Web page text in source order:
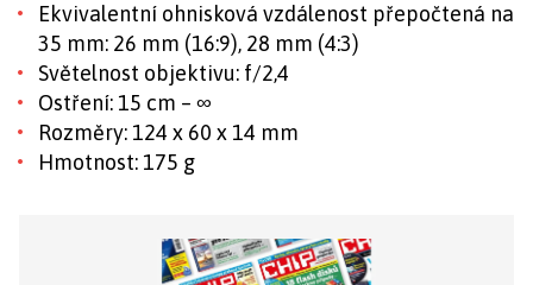
Ekvivalentní ohnisková vzdálenost přepočtená na
35 mm: 26 mm (16:9), 28 mm (4:3)
Světelnost objektivu: f/2,4
Ostření: 15 cm – ∞
Rozměry: 124 x 60 x 14 mm
Hmotnost: 175 g